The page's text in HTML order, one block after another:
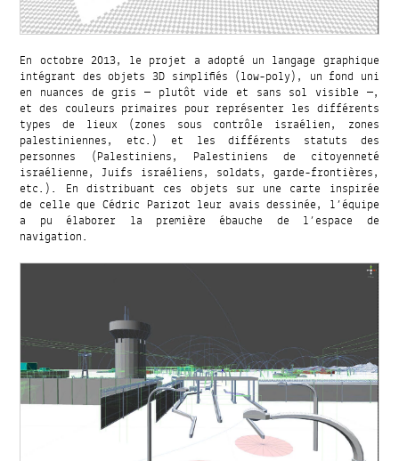
En octobre 2013, le projet a adopté un langage graphique
intégrant des objets 3D simplifiés (low-poly), un fond uni
en nuances de gris — plutôt vide et sans sol visible —,
et des couleurs primaires pour représenter les différents
types de lieux (zones sous contrôle israélien, zones
palestiniennes, etc.) et les différents statuts des
personnes (Palestiniens, Palestiniens de citoyenneté
israélienne, Juifs israéliens, soldats, garde-frontières,
etc.). En distribuant ces objets sur une carte inspirée
de celle que Cédric Parizot leur avais dessinée, l’équipe
a pu élaborer la première ébauche de l’espace de
navigation.